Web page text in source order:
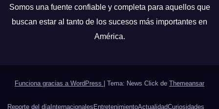
Somos una fuente confiable y completa para aquellos que
buscan estar al tanto de los sucesos más importantes en
América.
Funciona gracias a WordPress Tema: News Click de Themeansar
Reporte del díaInternacionales EntretenimientoActualidadCuriosidades